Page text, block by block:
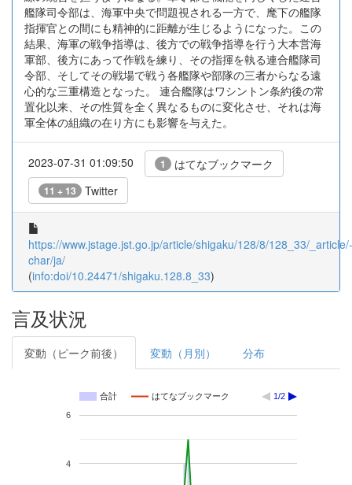
艦隊司令部は、海軍中央で問題視される一方で、麾下の艦隊
指揮官との間にも精神的に距離が生じるようになった。この
結果、海軍の戦争指導は、後方での戦争指導を行う大本営海
軍部、後方にあって作戦を練り、その指揮を執る連合艦隊司
令部、そしてその戦場で戦う各艦隊や部隊の三者からなる遠
心的な三重構造となった。 連合艦隊はワシントン条約後の常
置化以来、その性質を全く異なるものに変化させ、それは海
軍全体の組織の在り方にも影響を与えた。
2023-07-31 01:09:50 1 はてなブックマーク
11 + 13 Twitter
https://www.jstage.jst.go.jp/article/shigaku/128/8/128_33/_article/-
char/ja/
(info:doi/10.24471/shigaku.128.8_33)
言及状況
変動（ピーク前後） 変動（月別） 分布
合計 はてなブックマーク 1/2
4
6